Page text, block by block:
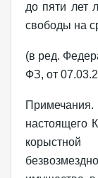
до пяти лет
свободы на
(в ред.
ФЗ, от
настоящего